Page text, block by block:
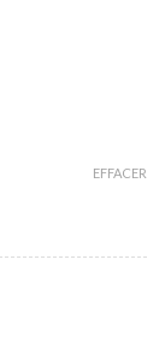
EFFACER